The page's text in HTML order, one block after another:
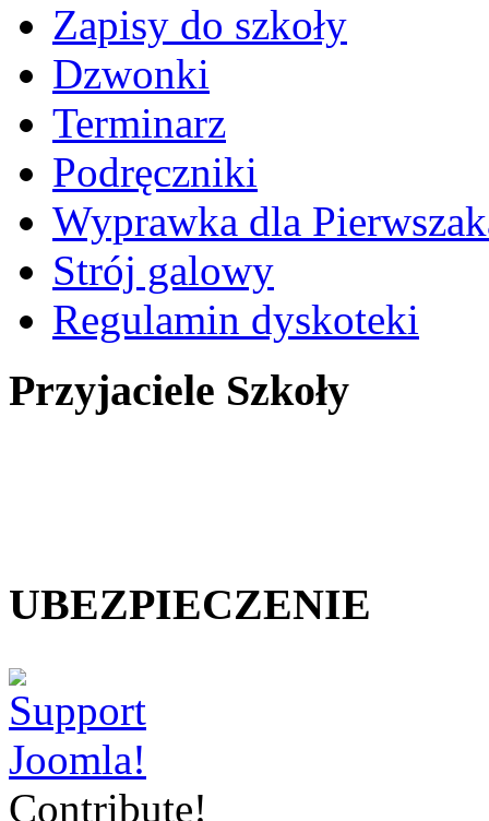
Zapisy do szkoły
Dzwonki
Terminarz
Podręczniki
Wyprawka dla
Strój galowy
Regulamin dyskoteki
Przyjaciele Szkoły
UBEZPIECZENIE
Contribute!